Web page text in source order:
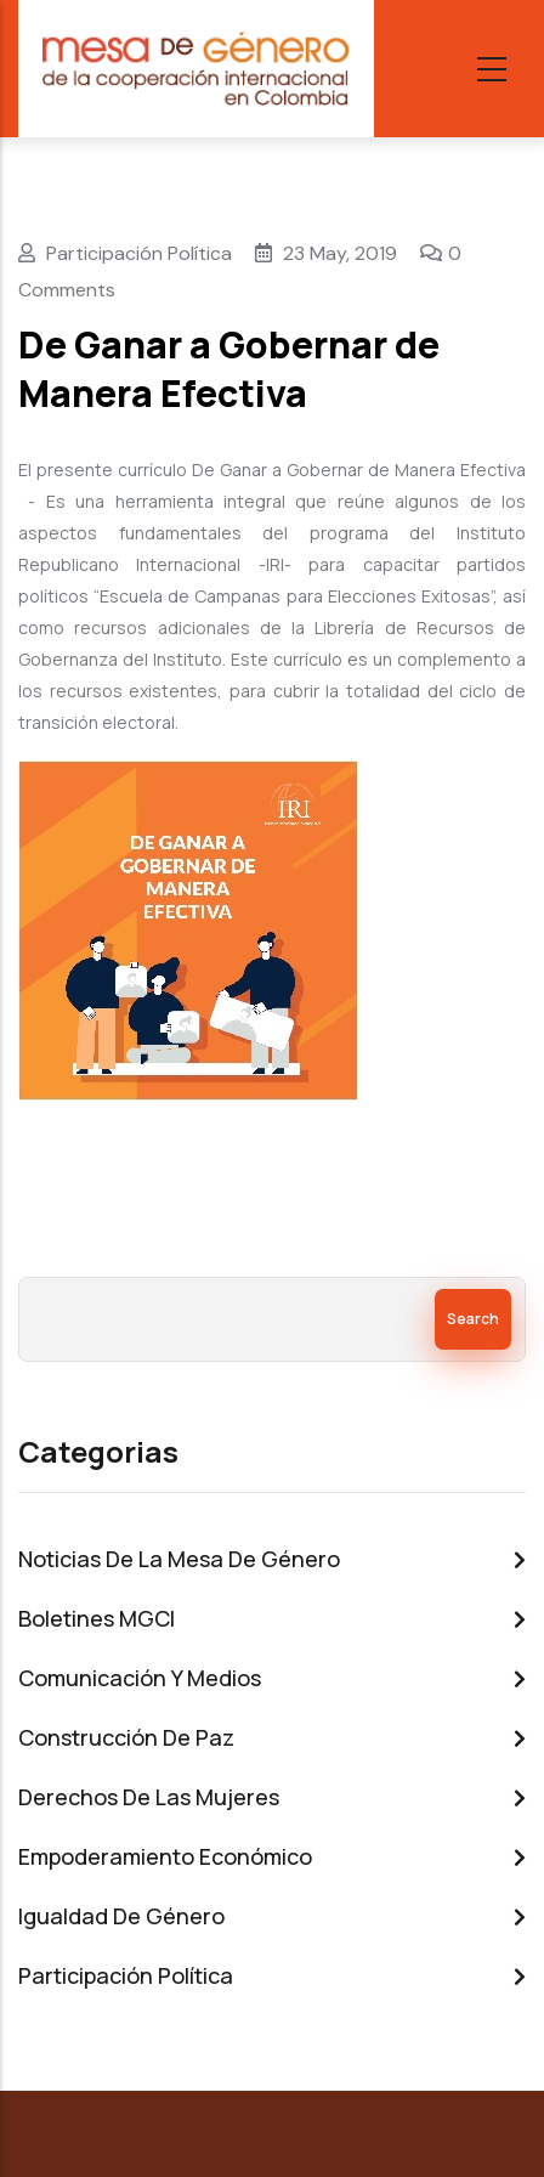
main
content
Participación Política 23 May, 2019
0
Comments
De Ganar a Gobernar de
Manera Efectiva
El presente currículo De Ganar a Gobernar de Manera Efectiva
- Es una herramienta integral que reúne algunos de los
aspectos fundamentales del programa del Instituto
Republicano Internacional -IRI- para capacitar partidos
políticos “Escuela de Campanas para Elecciones Exitosas”, así
como recursos adicionales de la Librería de Recursos de
Gobernanza del Instituto. Este currículo es un complemento a
los recursos existentes, para cubrir la totalidad del ciclo de
transición electoral.
Categorias
Noticias De La Mesa De Género
Boletines MGCI
Comunicación Y Medios
Construcción De Paz
Derechos De Las Mujeres
Empoderamiento Económico
Igualdad De Género
Participación Política